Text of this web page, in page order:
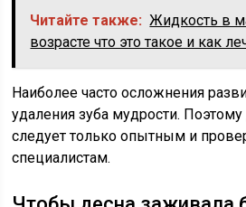
Читайте также: Жидкость в
возрасте что это такое и как
Наиболее часто осложнения
удаления зуба мудрости.
следует только опытным и
специалистам.